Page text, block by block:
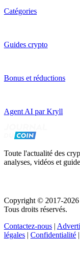
Catégories
Guides crypto
Bonus et réductions
Agent AI par Kryll
Toute l'actualité des
analyses, vidéos et
Copyright © 2017-
Tous droits réservés.
Contactez-nous |
légales | Confidentialité |